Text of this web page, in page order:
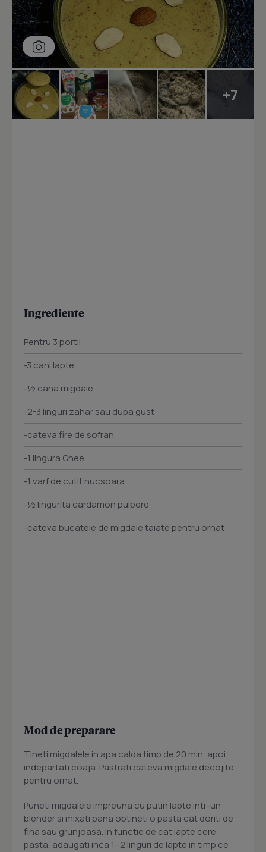
+7
Ingrediente
Pentru 3 portii
-3 cani lapte
-½ cana migdale
-2-3 linguri zahar sau dupa gust
-cateva fire de sofran
-1 lingura Ghee
-1 varf de cutit nucsoara
-½ lingurita cardamon pulbere
-cateva bucatele de migdale taiate pentru ornat
Mod de preparare
Tineti migdalele in apa calda timp de 20 min, apoi
indepartati coaja. Pastrati cateva migdale decojite
pentru ornat.
Puneti migdalele impreuna cu putin lapte intr-un
blender si mixati pana obtineti o pasta cat doriti de
fina sau grunjoasa. In functie de cat lapte cere
pasta, adaugati inca 1- 2 linguri de lapte in timp ce